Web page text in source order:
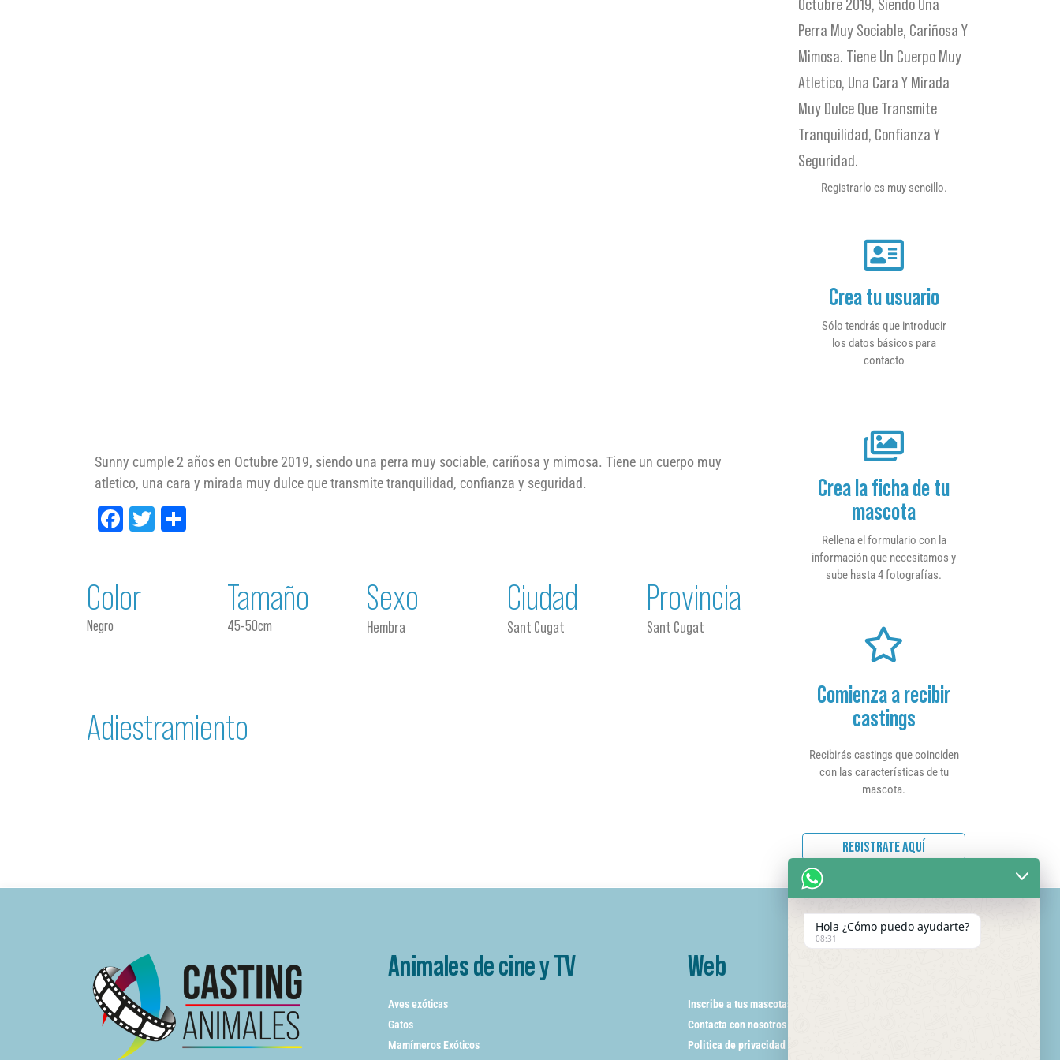
Sunny cumple 2 años en Octubre 2019, siendo una perra muy sociable, cariñosa y mimosa. Tiene un cuerpo muy
atletico, una cara y mirada muy dulce que transmite tranquilidad, confianza y seguridad.
Facebook
Twitter
Color
Negro
Tamaño
45-50cm
Sexo
Hembra
Ciudad
Sant Cugat
Provincia
Sant Cugat
Adiestramiento
Octubre 2019, Siendo Una
Perra Muy Sociable, Cariñosa Y
Mimosa. Tiene Un Cuerpo Muy
Atletico, Una Cara Y Mirada
Muy Dulce Que Transmite
Tranquilidad, Confianza Y
Seguridad.
Registrarlo es muy sencillo.
Crea tu usuario
Sólo tendrás que introducir
los datos básicos para
contacto
Crea la ficha de tu
mascota
Rellena el formulario con la
información que necesitamos y
sube hasta 4 fotografías.
Comienza a recibir
castings
Recibirás castings que coinciden
con las características de tu
mascota.
REGISTRATE AQUÍ
Animales de cine y TV
Aves exóticas
Gatos
Mamímeros Exóticos
Web
Inscribe a tus mascotas
Contacta con nosotros
Politica de privacidad
Hola ¿Cómo puedo ayudarte?
08:31